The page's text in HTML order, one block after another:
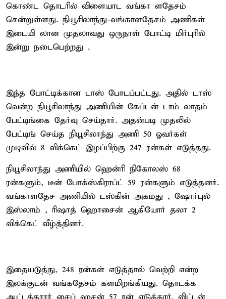
கொண்ட தொடரில் விளையாட வங்கா ளதேசம்
சென்றுள்ளது. நியூசிலாந்து-வங்காளதேசம் அணிகள்
இடையி லான முதலாவது ஒருநாள் போட்டி மிர்புரில்
இன்று நடைபெற்றது .
இந்த போட்டிக்கான டாஸ் போடப்பட்டது. அதில் டாஸ்
வென்ற நியூசிலாந்து அணியின் கேப்டன் டாம் லாதம்
பேட்டிங்கை தேர்வு செய்தார். அதன்படி முதலில்
பேட்டிங் செய்த நியூசிலாந்து அணி 50 ஓவர்கள்
முடிவில் 8 விக்கெட் இழப்பிற்கு 247 ரன்கள் எடுத்தது.
நியூசிலாந்து அணியில் ஹென்ரி நிகோலஸ் 68
ரன்களும், டீன் போக்ஸ்கிராப்ட் 59 ரன்களும் எடுத்தனர்.
வங்காளதேச அணியில் டஸ்கின் அகமது , ஷோர்புல்
இஸ்லாம் , ரிஷாத் ஹொசைன் ஆகியோர் தலா 2
விக்கெட் வீழ்த்தினர்.
இதையடுத்து, 248 ரன்கள் எடுத்தால் வெற்றி என்ற
இலக்குடன் வங்கதேசம் களமிறங்கியது. தொடக்க